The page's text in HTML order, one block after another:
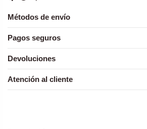
Métodos de envío
Pagos seguros
Devoluciones
Atención al cliente